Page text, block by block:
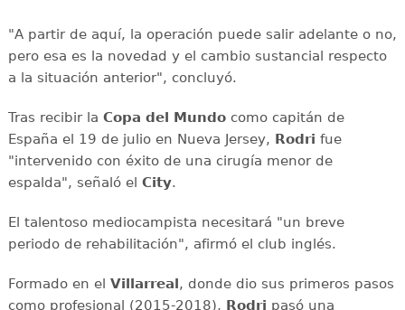
"A partir de aquí, la operación puede salir adelante o no,
pero esa es la novedad y el cambio sustancial respecto
a la situación anterior", concluyó.
Tras recibir la Copa del Mundocomo capitán de
España el 19 de julio en Nueva Jersey, Rodri fue
"intervenido con éxito de una cirugía menor de
espalda", señaló el City.
El talentoso mediocampista necesitará "un breve
periodo de rehabilitación", afirmó el club inglés.
Formado en el Villarreal, donde dio sus primeros pasos
como profesional (2015-2018), Rodri pasó una